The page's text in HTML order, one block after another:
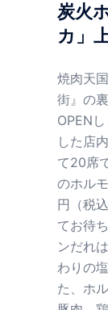
炭火
カ」
焼肉天
街』の
OPEN
した店
て20席
のホル
円（税
てお待
ンだれ
わりの
た、ホ